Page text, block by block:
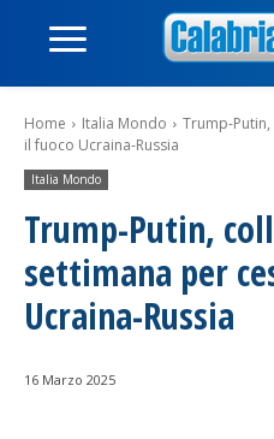
Home Italia Mondo
Trump-
il fuoco Ucraina-Russia
Italia Mondo
Trump-Putin,
settimana per
Ucraina-Russia
16 Marzo 2025